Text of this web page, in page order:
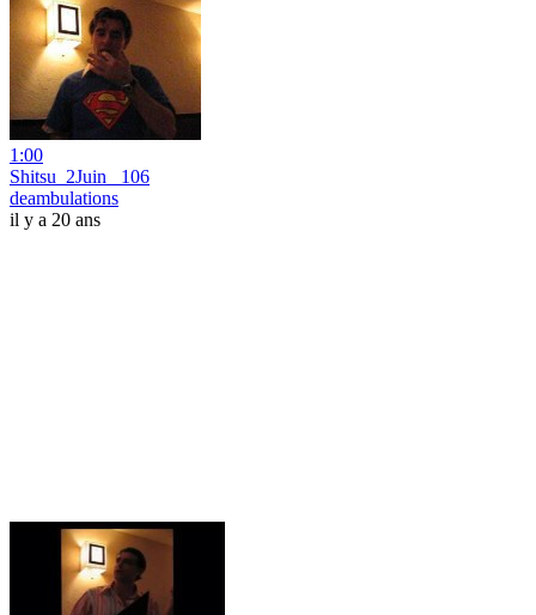
1:00
Shitsu_2Juin_ 106
deambulations
il y a 20 ans